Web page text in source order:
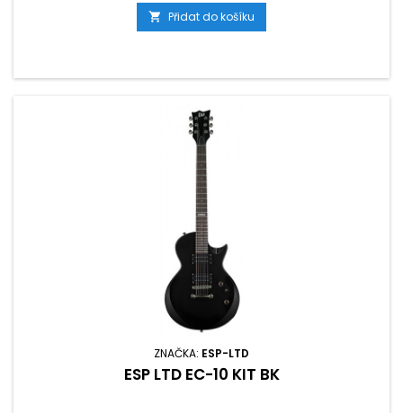
 Přidat do košíku
ZNAČKA: ESP-LTD
ESP LTD EC-10 KIT BK